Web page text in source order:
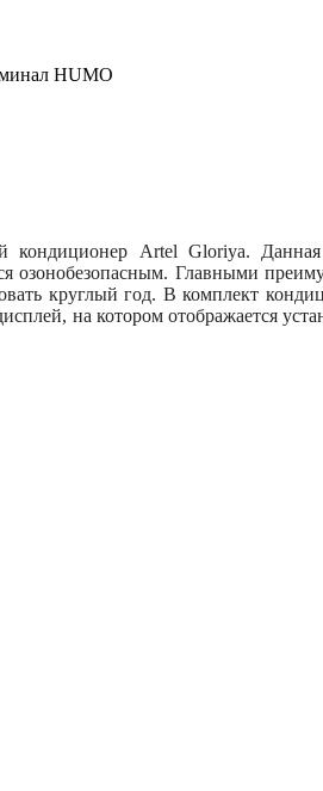
HUMO
кондиционер Artel Gloriya.
Главными
круглый год. В комплект
на котором отображается